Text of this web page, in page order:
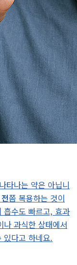
타나는 약은 아닙니
쯤 복용하는 것이
흡수도 빠르고, 효과
과식한 상태에서
있다고 하네요.